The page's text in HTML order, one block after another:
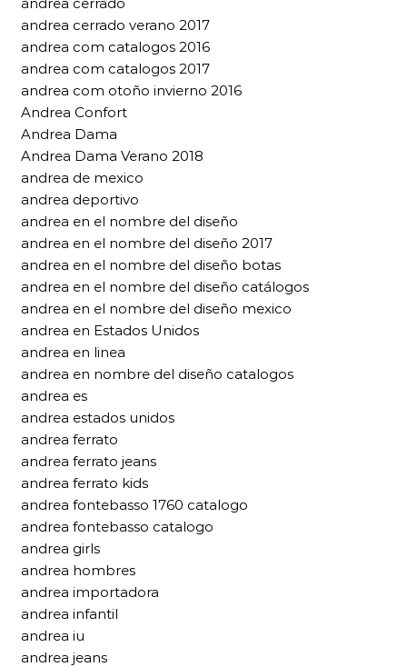
andrea cerrado verano 2017
andrea com catalogos 2016
andrea com catalogos 2017
andrea com otoño invierno 2016
Andrea Confort
Andrea Dama
Andrea Dama Verano 2018
andrea de mexico
andrea deportivo
andrea en el nombre del diseño
andrea en el nombre del diseño 2017
andrea en el nombre del diseño botas
andrea en el nombre del diseño catálogos
andrea en el nombre del diseño mexico
andrea en Estados Unidos
andrea en linea
andrea en nombre del diseño catalogos
andrea es
andrea estados unidos
andrea ferrato
andrea ferrato jeans
andrea ferrato kids
andrea fontebasso 1760 catalogo
andrea fontebasso catalogo
andrea girls
andrea hombres
andrea importadora
andrea infantil
andrea iu
andrea jeans